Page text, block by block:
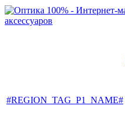
#REGION_TAG_P1_NAME#